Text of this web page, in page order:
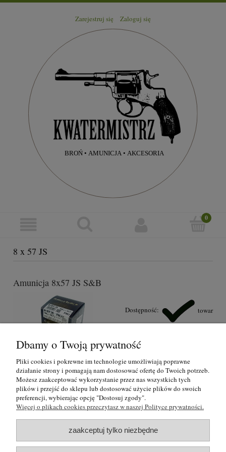
Zarejestruj się Zaloguj się
8 x 57 JS
Amunicja 8x57 JS S&B
Dostępność: towar
O nas
Regulamin i polityka prywatności
Formy płatności i rezerwacje
Dbamy o Twoją prywatność
Pliki cookies i pokrewne im technologie umożliwiają poprawne
działanie strony i pomagają nam dostosować ofertę do Twoich potrzeb.
Możesz zaakceptować wykorzystanie przez nas wszystkich tych
plików i przejść do sklepu lub dostosować użycie plików do swoich
preferencji, wybierając opcję "Dostosuj zgody".
Więcej o plikach cookies przeczytasz w naszej Polityce prywatności.
zaakceptuj tylko niezbędne